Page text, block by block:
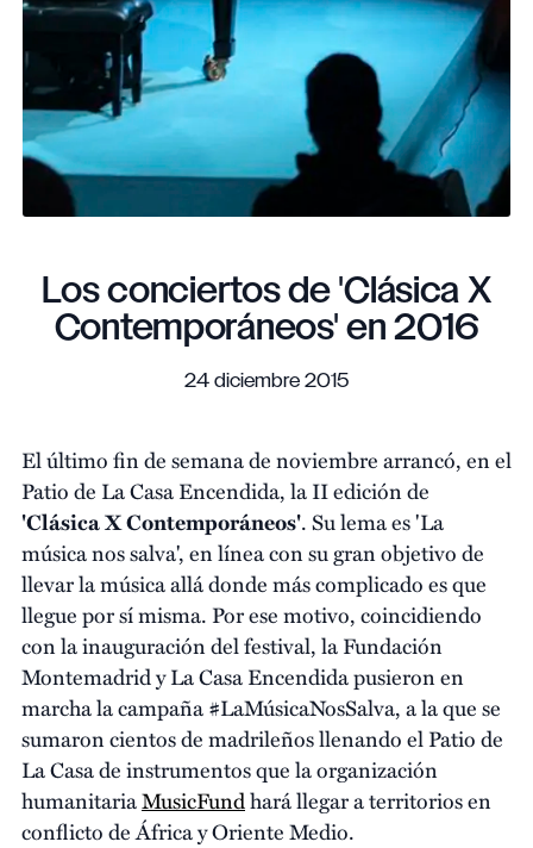
Los conciertos de 'Clásica X
Contemporáneos' en 2016
24 diciembre 2015
El último fin de semana de noviembre arrancó, en el
Patio de La Casa Encendida, la II edición de
'Clásica X Contemporáneos'. Su lema es 'La
música nos salva', en línea con su gran objetivo de
llevar la música allá donde más complicado es que
llegue por sí misma. Por ese motivo, coincidiendo
con la inauguración del festival, la Fundación
Montemadrid y La Casa Encendida pusieron en
marcha la campaña #LaMúsicaNosSalva, a la que se
sumaron cientos de madrileños llenando el Patio de
La Casa de instrumentos que la organización
humanitariaMusicFundhará llegar a territorios en
conflicto de África y Oriente Medio.